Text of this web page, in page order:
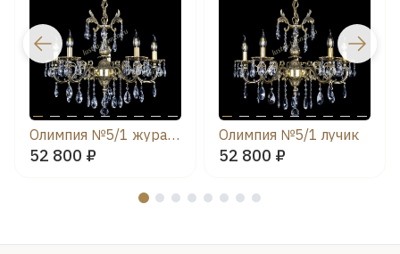
Олимпия №5/1 журавлик
52 800 ₽
Олимпия №5/1 лучик
52 800 ₽